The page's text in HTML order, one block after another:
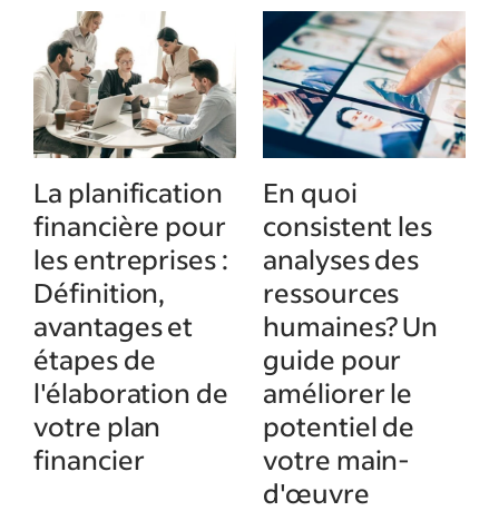
La planification
financière pour
les entreprises :
Définition,
avantages et
étapes de
l'élaboration de
votre plan
financier
En quoi
consistent les
analyses des
ressources
humaines? Un
guide pour
améliorer le
potentiel de
votre main-
d'œuvre